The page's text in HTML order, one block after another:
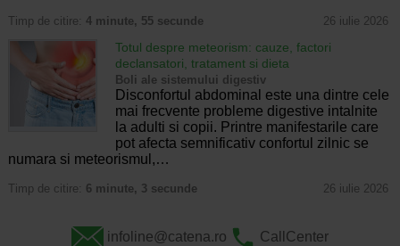
Timp de citire: 4 minute, 55 secunde 26 iulie 2026
Totul despre meteorism: cauze, factori
declansatori, tratament si dieta
Boli ale sistemului digestiv
Disconfortul abdominal este una dintre cele
mai frecvente probleme digestive intalnite
la adulti si copii. Printre manifestarile care
pot afecta semnificativ confortul zilnic se
numara si meteorismul,…
Timp de citire: 6 minute, 3 secunde 26 iulie 2026
infoline@catena.ro CallCenter